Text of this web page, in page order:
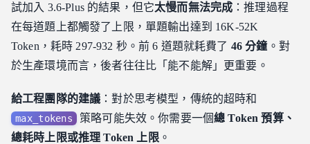
試加入 3.6-Plus 的結果，但它太慢而無法完成 ：推理過程
在每道題上都觸發了上限，單題輸出達到 16K-52K
Token，耗時 297-932 秒。前 6 道題就耗費了 46 分鐘。對
於生產環境而言，後者往往比「能不能解」更重要。
給工程團隊的建議 ：對於思考模型，傳統的超時和
max_tokens 策略可能失效。你需要一個總 Token 預算、
總耗時上限或推理 Token 上限。